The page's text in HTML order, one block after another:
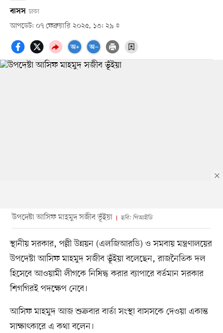
বাসস ঢাকা
আপডেট: ০৭ ফেব্রুয়ারি ২০২৫, ১৩: ২৯
উপদেষ্টা আসিফ মাহমুদ সজীব ভূঁইয়া ছবি: পিআইডি
স্থানীয় সরকার, পল্লী উন্নয়ন (এলজিআরডি) ও সমবায় মন্ত্রণালয়ের
উপদেষ্টা আসিফ মাহমুদ সজীব ভূঁইয়া বলেছেন, রাজনৈতিক দল
হিসেবে আওয়ামী লীগকে নিষিদ্ধ করার ব্যাপারে বর্তমান সরকার
শিগগিরই পদক্ষেপ নেবে।
আসিফ মাহমুদ আজ শুক্রবার বার্তা সংস্থা বাসসকে দেওয়া একান্ত
সাক্ষাৎকারে এ কথা বলেন।